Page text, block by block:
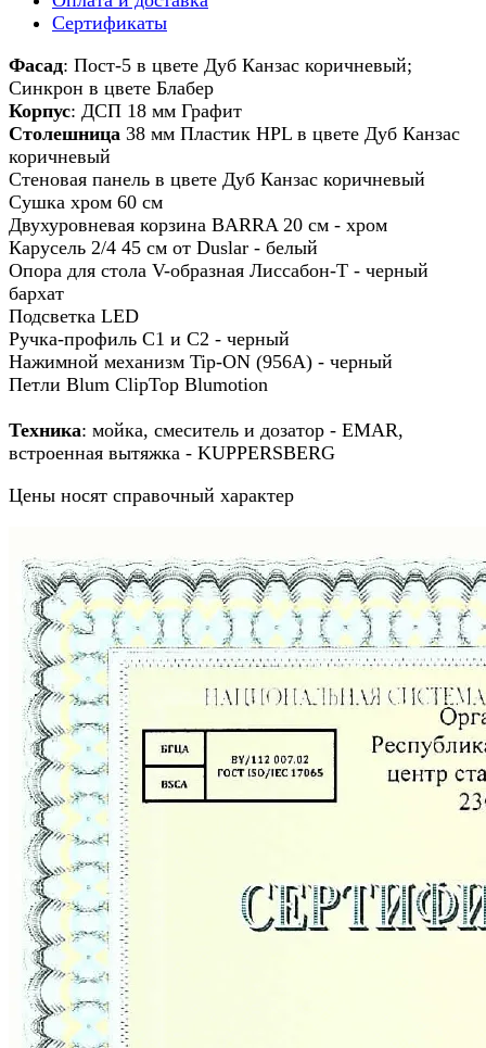
Сертификаты
Фасад: Пост-5 в цвете Дуб Канзас коричневый;
Синкрон в цвете Блабер
Корпус: ДСП 18 мм Графит
Столешница 38 мм Пластик HPL в цвете Дуб Канзас
коричневый
Стеновая панель в цвете Дуб Канзас коричневый
Сушка хром 60 см
Двухуровневая корзина BARRA 20 см - хром
Карусель 2/4 45 см от Duslar - белый
Опора для стола V-образная Лиссабон-Т - черный
бархат
Подсветка LED
Ручка-профиль С1 и С2 - черный
Нажимной механизм Tip-ON (956A) - черный
Петли Blum ClipTop Blumotion
Техника: мойка, смеситель и дозатор - EMAR,
встроенная вытяжка - KUPPERSBERG
Цены носят справочный характер